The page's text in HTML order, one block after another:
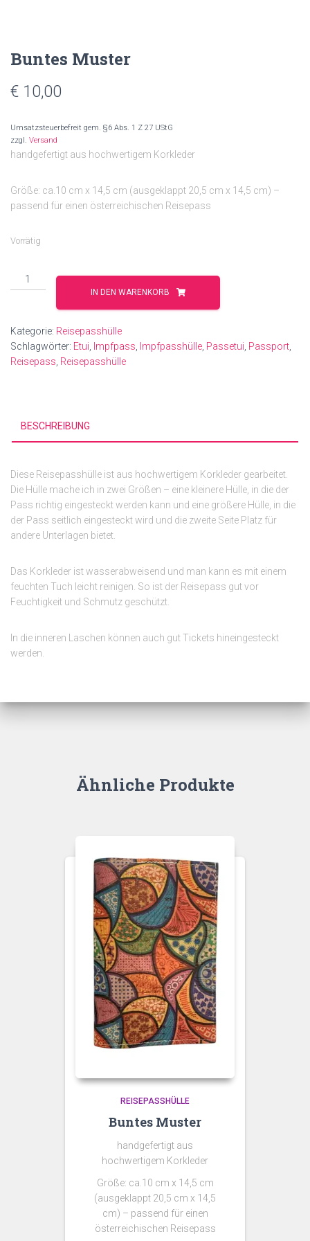
Buntes Muster
€ 10,00
Umsatzsteuerbefreit gem. §6 Abs. 1 Z 27 UStG
zzgl. Versand
handgefertigt aus hochwertigem Korkleder
Größe: ca.10 cm x 14,5 cm (ausgeklappt 20,5 cm x 14,5 cm) –
passend für einen österreichischen Reisepass
Vorrätig
Buntes
Muster
IN DEN WARENKORB
Kategorie: Reisepasshülle
Schlagwörter: Etui Impfpass Impfpasshülle Passetui Passport
Reisepass Reisepasshülle
BESCHREIBUNG
Diese Reisepasshülle ist aus hochwertigem Korkleder gearbeitet.
Die Hülle mache ich in zwei Größen – eine kleinere Hülle, in die der
Pass richtig eingesteckt werden kann und eine größere Hülle, in die
der Pass seitlich eingesteckt wird und die zweite Seite Platz für
andere Unterlagen bietet.
Das Korkleder ist wasserabweisend und man kann es mit einem
feuchten Tuch leicht reinigen. So ist der Reisepass gut vor
Feuchtigkeit und Schmutz geschützt.
In die inneren Laschen können auch gut Tickets hineingesteckt
werden.
Ähnliche Produkte
REISEPASSHÜLLE
Buntes Muster
handgefertigt aus
hochwertigem Korkleder
Größe: ca.10 cm x 14,5 cm
(ausgeklappt 20,5 cm x 14,5
cm) – passend für einen
österreichischen Reisepass